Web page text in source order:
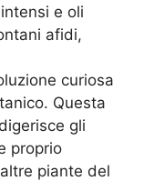
e oli
afidi,
curiosa
Questa
gli
proprio
piante del